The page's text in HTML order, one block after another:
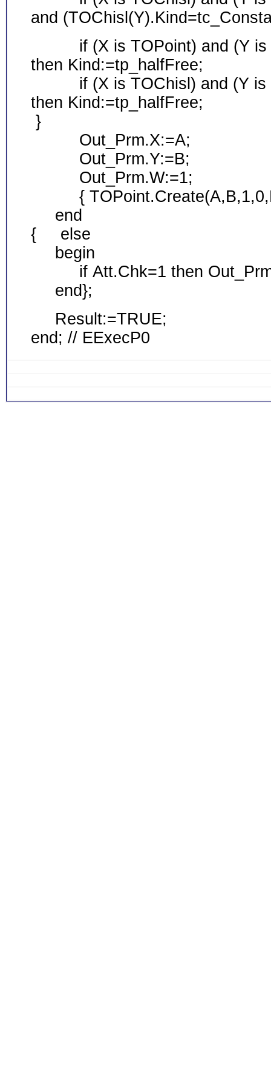
and
if (X is TOPoint) and (Y is
then Kind:=tp_halfFree;
if (X is TOChisl) and (Y is
then Kind:=tp_halfFree;
}
Out_Prm.X:=A;
Out_Prm.Y:=B;
Out_Prm.W:=1;
{
end
{ else
begin
if Att.Chk=1 then
end};
Result:=TRUE;
end; // EExecP0